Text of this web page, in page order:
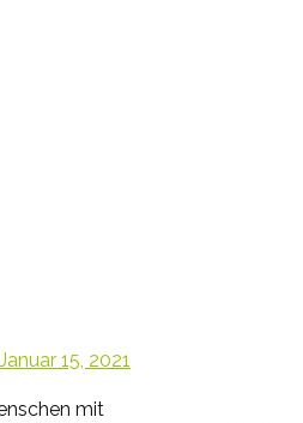
Januar 15, 2021
mit